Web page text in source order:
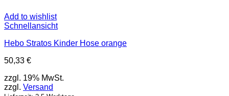
Add to wishlist
Schnellansicht
Hebo Stratos Kinder Hose orange
50,33 €
zzgl. 19% MwSt.
zzgl. Versand